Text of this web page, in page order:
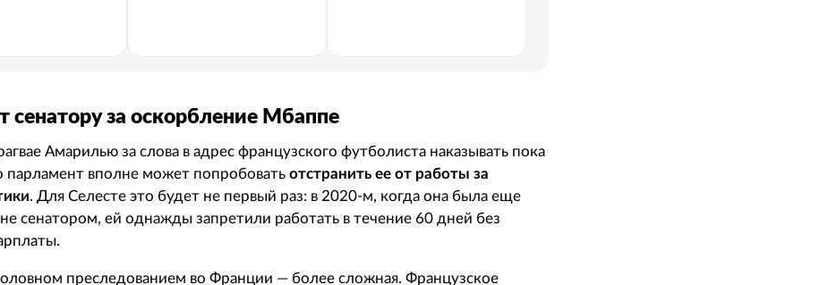
сенатору за оскорбление Мбаппе
Амарилью за слова в адрес французского футболиста наказывать пока
парламент вполне может попробовать отстранить ее от работы за
. Для Селесте это будет не первый раз: в 2020-м, когда она была еще
сенатором, ей однажды запретили работать в течение 60 дней без
преследованием во Франции — более сложная. Французское